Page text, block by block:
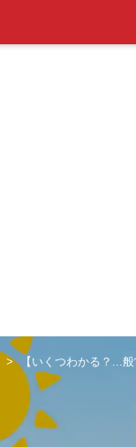
【いくつわかる？...